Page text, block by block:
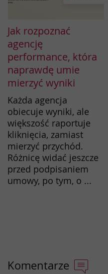
Jak rozpoznać
agencję
performance, która
naprawdę umie
mierzyć wyniki
Każda agencja
obiecuje wyniki, ale
większość raportuje
kliknięcia, zamiast
mierzyć przychód.
Różnicę widać jeszcze
przed podpisaniem
umowy, po tym, o ...
Komentarze